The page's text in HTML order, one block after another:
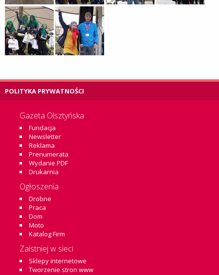
POLITYKA PRYWATNOŚCI
Gazeta Olsztyńska
Fundacja
Newsletter
Reklama
Prenumerata
Wydanie PDF
Drukarnia
Ogłoszenia
Drobne
Praca
Dom
Moto
Katalog Firm
Zaistniej w sieci
Sklepy internetowe
Tworzenie stron www